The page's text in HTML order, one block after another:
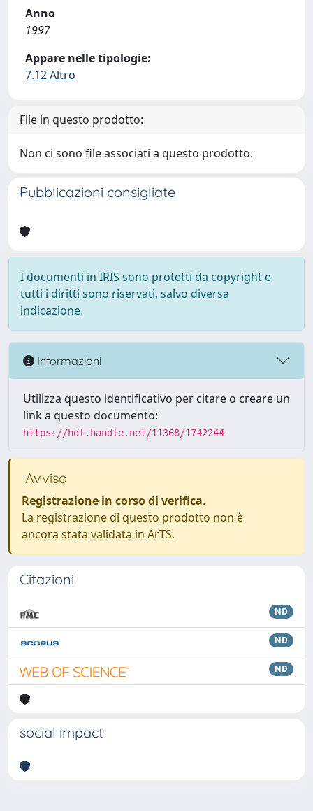
Anno
1997
Appare nelle tipologie:
7.12 Altro
File in questo prodotto:
Non ci sono file associati a questo prodotto.
Pubblicazioni consigliate
I documenti in IRIS sono protetti da copyright e
tutti i diritti sono riservati, salvo diversa
indicazione.
Informazioni
Utilizza questo identificativo per citare o creare un
link a questo documento:
https://hdl.handle.net/11368/1742244
Avviso
Registrazione in corso di verifica.
La registrazione di questo prodotto non è
ancora stata validata in ArTS.
Citazioni
ND
ND
ND
social impact